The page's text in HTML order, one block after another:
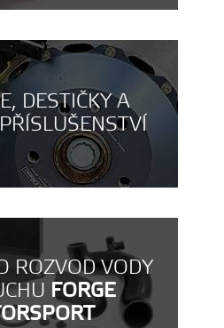
DESTIČKY A
ROZVOD VODY
FORGE